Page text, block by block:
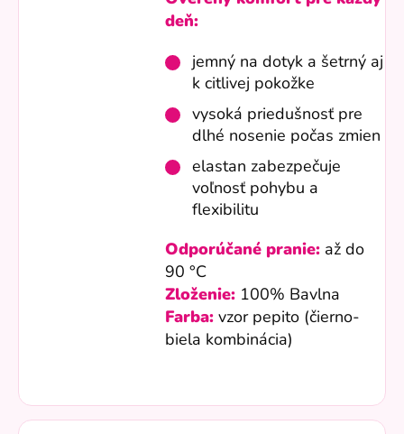
deň:
jemný na dotyk a šetrný aj
k citlivej pokožke
vysoká priedušnosť pre
dlhé nosenie počas zmien
elastan zabezpečuje
voľnosť pohybu a
flexibilitu
Odporúčané pranie: až do
90 °C
Zloženie: 100% Bavlna
Farba: vzor pepito (čierno-
biela kombinácia)